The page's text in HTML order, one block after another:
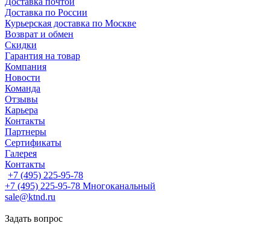
Доставка по России
Курьерская доставка по Москве
Возврат и обмен
Скидки
Гарантия на товар
Компания
Новости
Команда
Отзывы
Карьера
Контакты
Партнеры
Сертификаты
Галерея
Контакты
+7 (495) 225-95-78
+7 (495) 225-95-78 Многоканальный
sale@ktnd.ru
Задать вопрос